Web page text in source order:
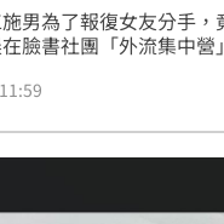
男為了報復女友分手，
臉書社團「外流集中營
400萬元，案經橋頭地院